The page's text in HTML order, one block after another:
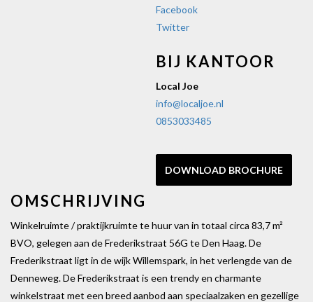
Facebook
Twitter
BIJ KANTOOR
Local Joe
info@localjoe.nl
0853033485
DOWNLOAD BROCHURE
OMSCHRIJVING
Winkelruimte / praktijkruimte te huur van in totaal circa 83,7 m²
BVO, gelegen aan de Frederikstraat 56G te Den Haag. De
Frederikstraat ligt in de wijk Willemspark, in het verlengde van de
Denneweg. De Frederikstraat is een trendy en charmante
winkelstraat met een breed aanbod aan speciaalzaken en gezellige